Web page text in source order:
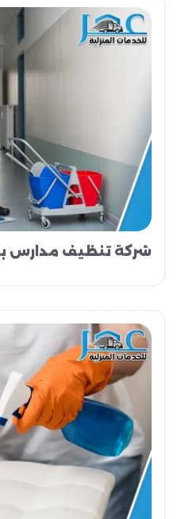
شركة تنظيف مدارس